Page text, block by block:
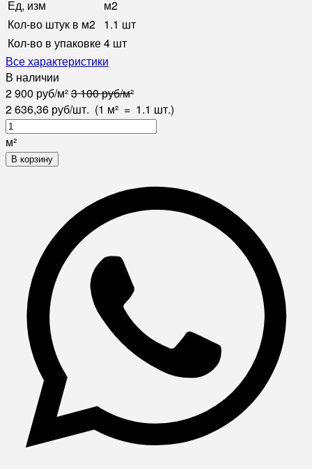
Ед, изм
м2
Кол-во штук в м2 1.1 шт
Кол-во в упаковке4 шт
Все характеристики
В наличии
2 900 руб/м²3 100руб/м²
2 636,36 руб/шт. (1 м² = 1.1 шт.)
м²
В корзину